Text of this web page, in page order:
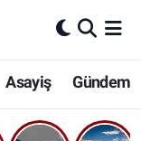
Asayiş Gündem